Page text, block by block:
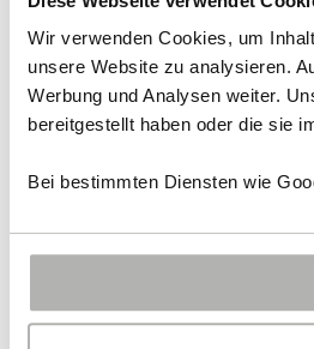
Wir verwenden Cookies, um
unsere Website zu analysieren.
Werbung und Analysen weiter.
bereitgestellt haben oder die sie
Bei bestimmten Diensten wie